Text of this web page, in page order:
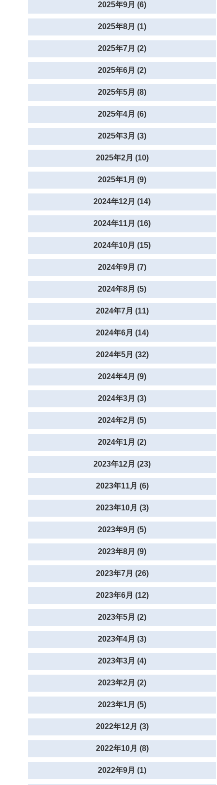
2025年9月 (6)
2025年8月 (1)
2025年7月 (2)
2025年6月 (2)
2025年5月 (8)
2025年4月 (6)
2025年3月 (3)
2025年2月 (10)
2025年1月 (9)
2024年12月 (14)
2024年11月 (16)
2024年10月 (15)
2024年9月 (7)
2024年8月 (5)
2024年7月 (11)
2024年6月 (14)
2024年5月 (32)
2024年4月 (9)
2024年3月 (3)
2024年2月 (5)
2024年1月 (2)
2023年12月 (23)
2023年11月 (6)
2023年10月 (3)
2023年9月 (5)
2023年8月 (9)
2023年7月 (26)
2023年6月 (12)
2023年5月 (2)
2023年4月 (3)
2023年3月 (4)
2023年2月 (2)
2023年1月 (5)
2022年12月 (3)
2022年10月 (8)
2022年9月 (1)